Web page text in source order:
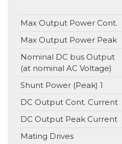
Max Output Power Cont.
Max Output Power Peak
Nominal DC bus Output
(at nominal AC Voltage)
Shunt Power (Peak) 1
DC Output Cont. Current
DC Output Peak Current
Mating Drives